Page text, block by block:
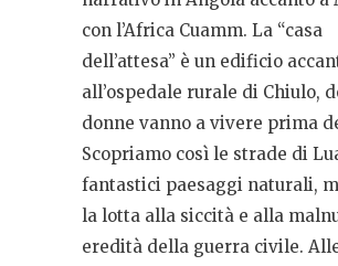
con l’Africa Cuamm. La “casa
dell’attesa” è un edificio
all’ospedale rurale di Chiulo,
donne vanno a vivere prima
Scopriamo così le strade di
fantastici paesaggi naturali,
la lotta alla siccità e alla
eredità della guerra civile.